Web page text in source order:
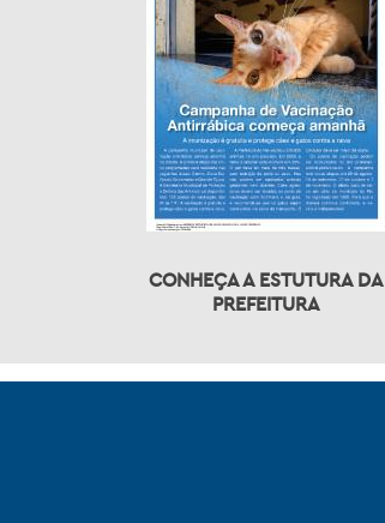
CONHEÇA A ESTUTURA DA
PREFEITURA